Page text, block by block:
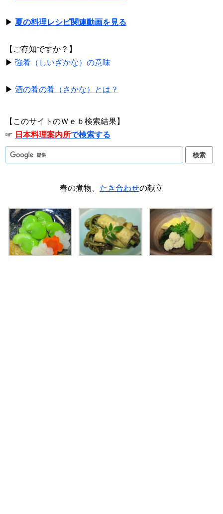
▶ 夏の料理レシピ関連動画を見る
【ご存知ですか？】
▶ 強肴（しいざかな）の意味
▶ 酒の肴の肴（さかな）とは？
【このサイトのＷｅｂ検索結果】
☞ 日本料理案内所で検索する
春の煮物、 たき合わせの献立